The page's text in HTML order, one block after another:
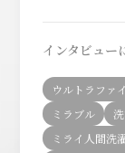
インタビュー
ウルトラファ
ミラブル
ミライ人間洗